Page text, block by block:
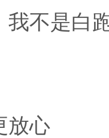
我不是白
放心